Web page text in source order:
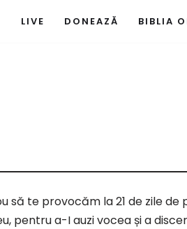
LIVE DONEAZĂ BIBLIA
te provocăm la 21 de zile de
pentru a-I auzi vocea și a